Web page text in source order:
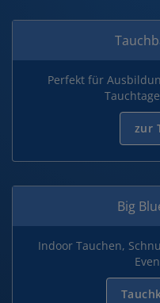
Perfekt für
zur
Big
Indoor Tauchen,